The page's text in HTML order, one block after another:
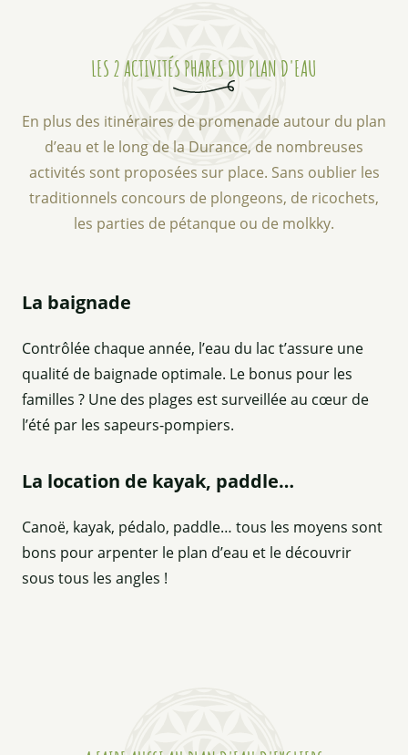
LES 2 ACTIVITÉS PHARES DU PLAN D'EAU
En plus des itinéraires de promenade autour du plan
d’eau et le long de la Durance, de nombreuses
activités sont proposées sur place. Sans oublier les
traditionnels concours de plongeons, de ricochets,
les parties de pétanque ou de molkky.
La baignade
Contrôlée chaque année, l’eau du lac t’assure une
qualité de baignade optimale. Le bonus pour les
familles ? Une des plages est surveillée au cœur de
l’été par les sapeurs-pompiers.
La location de kayak, paddle…
Canoë, kayak, pédalo, paddle… tous les moyens sont
bons pour arpenter le plan d’eau et le découvrir
sous tous les angles !